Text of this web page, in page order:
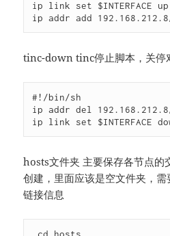
ip link set $INTERFACE up
ip addr add 192.168.212.8/
tinc-down tinc停止脚本，关停
#!/bin/sh
ip addr del 192.168.212.8/
ip link set $INTERFACE
hosts文件夹 主要保存各节点的
创建，里面应该是空文件夹，
链接信息